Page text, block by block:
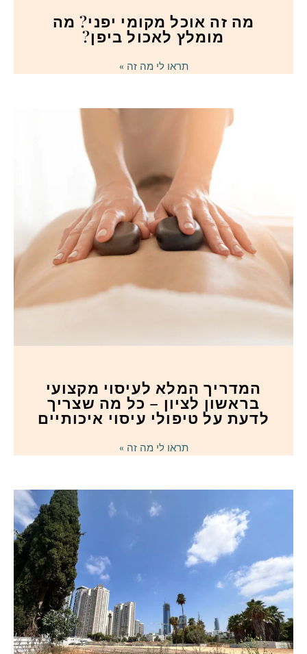
מה זה אוכל מקומי יפני? מה
מומלץ לאכול ביפן?
תראו לי מה זה »
המדריך המלא לעיסוי מקצועי
בראשון לציון – כל מה שצריך
לדעת על טיפולי עיסוי איכותיים
תראו לי מה זה »